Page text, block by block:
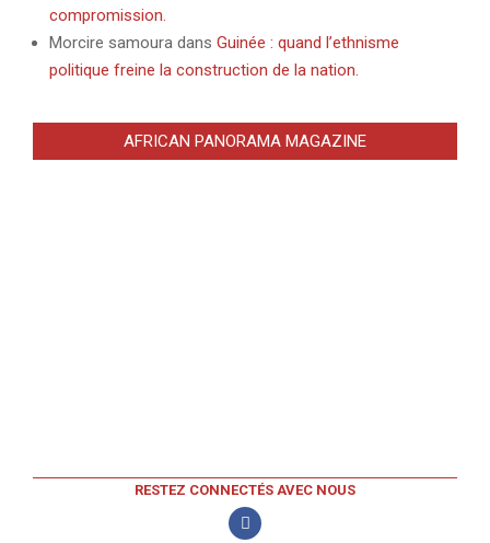
compromission.
Morcire samoura dans Guinée : quand l’ethnisme
politique freine la construction de la nation.
AFRICAN PANORAMA MAGAZINE
RESTEZ CONNECTÉS AVEC NOUS